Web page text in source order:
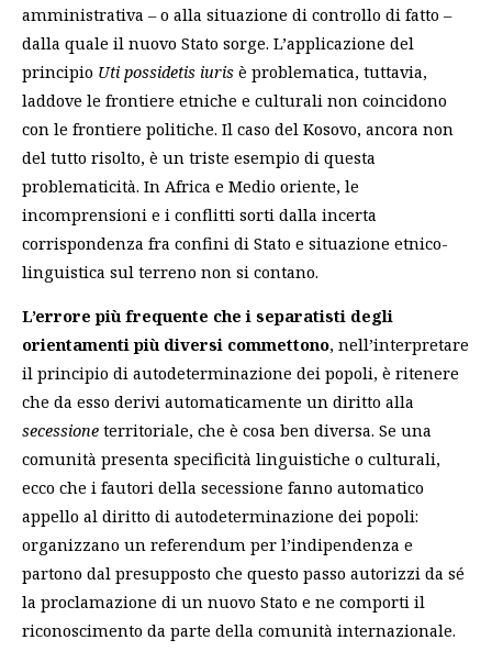
amministrativa – o alla situazione di controllo di fatto –
dalla quale il nuovo Stato sorge. L’applicazione del
principio Uti possidetis iuris è problematica, tuttavia,
laddove le frontiere etniche e culturali non coincidono
con le frontiere politiche. Il caso del Kosovo, ancora non
del tutto risolto, è un triste esempio di questa
problematicità. In Africa e Medio oriente, le
incomprensioni e i conflitti sorti dalla incerta
corrispondenza fra confini di Stato e situazione etnico-
linguistica sul terreno non si contano.
L’errore più frequente che i separatisti degli
orientamenti più diversi commettono, nell’interpretare
il principio di autodeterminazione dei popoli, è ritenere
che da esso derivi automaticamente un diritto alla
secessione territoriale, che è cosa ben diversa. Se una
comunità presenta specificità linguistiche o culturali,
ecco che i fautori della secessione fanno automatico
appello al diritto di autodeterminazione dei popoli:
organizzano un referendum per l’indipendenza e
partono dal presupposto che questo passo autorizzi da sé
la proclamazione di un nuovo Stato e ne comporti il
riconoscimento da parte della comunità internazionale.